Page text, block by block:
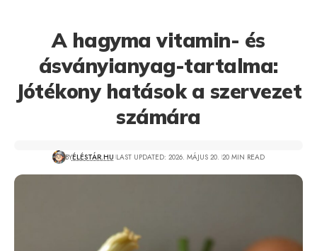
A hagyma vitamin- és
ásványianyag-tartalma:
Jótékony hatások a szervezet
számára
BYÉLÉSTÁR.HU LAST UPDATED: 2026. MÁJUS 20. 20 MIN READ